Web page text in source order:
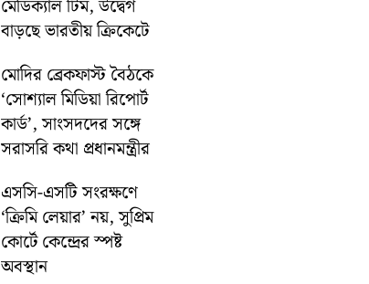
মেডিক্যাল টিম, উদ্বেগ
বাড়ছে ভারতীয় ক্রিকেটে
মোদির ব্রেকফাস্ট বৈঠকে
‘সোশ্যাল মিডিয়া রিপোর্ট
কার্ড’, সাংসদদের সঙ্গে
সরাসরি কথা প্রধানমন্ত্রীর
এসসি-এসটি সংরক্ষণে
‘ক্রিমি লেয়ার’ নয়, সুপ্রিম
কোর্টে কেন্দ্রের স্পষ্ট
অবস্থান